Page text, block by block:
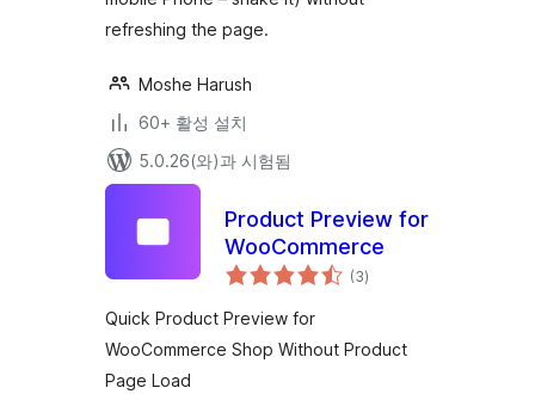
refreshing the page.
Moshe Harush
60+ 활성 설치
5.0.26(와)과 시험됨
Product Preview for
WooCommerce
(3전
체)
Quick Product Preview for
WooCommerce Shop Without Product
Page Load